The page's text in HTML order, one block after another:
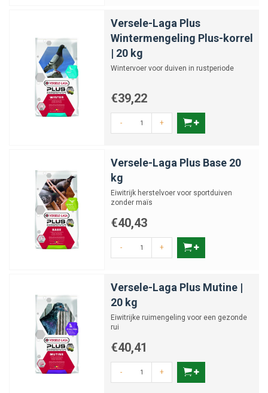
Versele-Laga Plus
Wintermengeling Plus-korrel
| 20 kg
Wintervoer voor duiven in rustperiode
€39,22
- +
Versele-Laga Plus Base 20
kg
Eiwitrijk herstelvoer voor sportduiven
zonder maïs
€40,43
- +
Versele-Laga Plus Mutine |
20 kg
Eiwitrijke ruimengeling voor een gezonde
rui
€40,41
- +